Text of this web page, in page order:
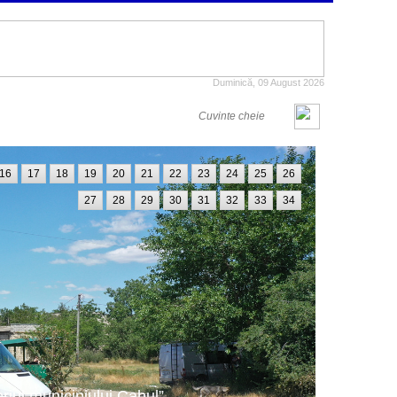
Duminică, 09 August 2026
16 17 18 19 20 21 22 23 24 25 26
27 28 29 30 31 32 33 34